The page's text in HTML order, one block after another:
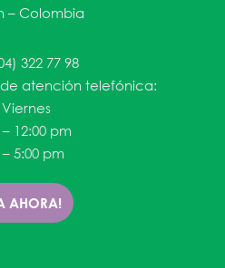
– Colombia
322 77 98
atención telefónica:
12:00 pm
5:00 pm
AHORA!